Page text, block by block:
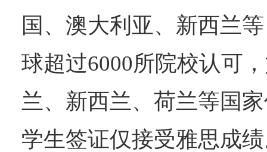
国、澳大利亚、新西兰
球超过6000所院校认可
兰、新西兰、荷兰等国
学生签证仅接受雅思成